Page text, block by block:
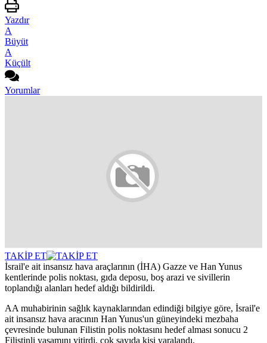
Yazdır
A
Büyüt
A
Küçült
Yorumlar
TAKİP ET
İsrail'e ait insansız hava araçlarının (İHA) Gazze ve Han Yunus
kentlerinde polis noktası, gıda deposu, boş arazi ve sivillerin
toplandığı alanları hedef aldığı bildirildi.
AA muhabirinin sağlık kaynaklarından edindiği bilgiye göre, İsrail'e
ait insansız hava aracının Han Yunus'un güneyindeki mezbaha
çevresinde bulunan Filistin polis noktasını hedef alması sonucu 2
Filistinli yaşamını yitirdi, çok sayıda kişi yaralandı.